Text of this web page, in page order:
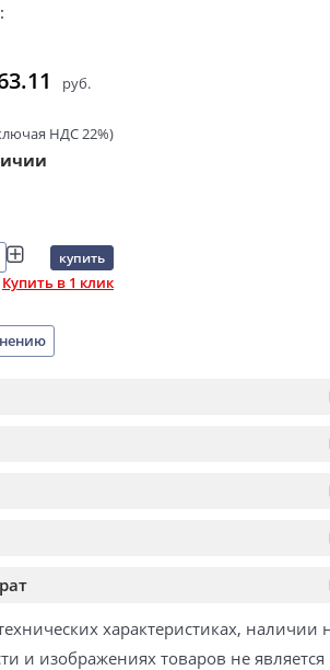
руб.
НДС 22%)
купить
Купить в 1 клик
характеристиках, наличии
и изображениях товаров не является